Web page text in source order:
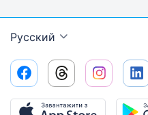
Русский